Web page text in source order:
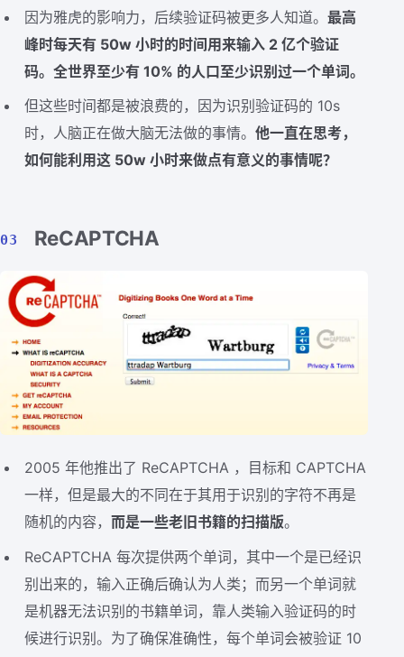
因为雅虎的影响力，后续验证码被更多人知道。最高
峰时每天有 50w 小时的时间用来输入 2 亿个验证
码。全世界至少有 10% 的人口至少识别过一个单词。
但这些时间都是被浪费的，因为识别验证码的 10s
时，人脑正在做大脑无法做的事情。他一直在思考，
如何能利用这 50w 小时来做点有意义的事情呢？
03 ReCAPTCHA
2005 年他推出了 ReCAPTCHA ，目标和 CAPTCHA
一样，但是最大的不同在于其用于识别的字符不再是
随机的内容，而是一些老旧书籍的扫描版。
ReCAPTCHA 每次提供两个单词，其中一个是已经识
别出来的，输入正确后确认为人类；而另一个单词就
是机器无法识别的书籍单词，靠人类输入验证码的时
候进行识别。为了确保准确性，每个单词会被验证 10